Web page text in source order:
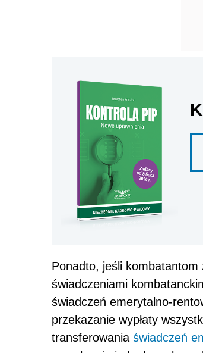
Ponadto, jeśli
świadczeniami
świadczeń emerytalno-
przekazanie wypłaty
transferowania świadczeń